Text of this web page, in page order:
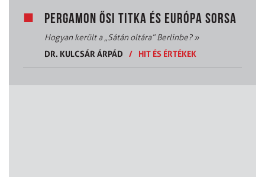
PERGAMON ŐSI TITKA ÉS EURÓPA SORSA
Hogyan került a „Sátán oltára” Berlinbe?»
DR. KULCSÁR ÁRPÁD
/ HIT ÉS ÉRTÉKEK